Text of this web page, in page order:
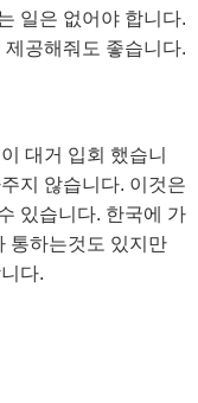
일은 없어야 합니다.
공해줘도 좋습니다.
대거 입회 했습니
지 않습니다. 이것은
있습니다. 한국에 가
통하는것도 있지만
다.